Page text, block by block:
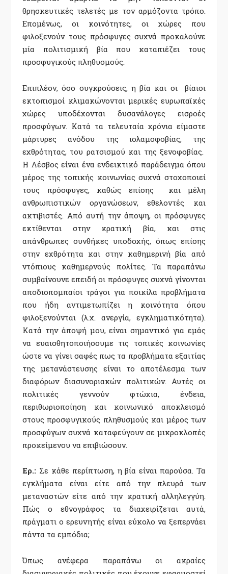
θρησκευτικές τελετές με τον αρμόζοντα τρόπο.
Επομένως, οι κοινότητες, οι χώρες που
φιλοξενούν τους πρόσφυγες συχνά προκαλούνε
μία πολιτισμική βία που καταπιέζει τους
προσφυγικούς πληθυσμούς.
Επιπλέον, όσο συγκρούσεις, η βία και οι βίαιοι
εκτοπισμοί κλιμακώνονται μερικές ευρωπαϊκές
χώρες υποδέχονται δυσανάλογες εισροές
προσφύγων. Κατά τα τελευταία χρόνια είμαστε
μάρτυρες ανόδου της ισλαμοφοβίας, της
εχθρότητας, του ρατσισμού και της ξενοφοβίας.
Η Λέσβος είναι ένα ενδεικτικό παράδειγμα όπου
μέρος της τοπικής κοινωνίας συχνά στοχοποιεί
τους πρόσφυγες, καθώς επίσης και μέλη
ανθρωπιστικών οργανώσεων, εθελοντές και
ακτιβιστές. Από αυτή την άποψη, οι πρόσφυγες
εκτίθενται στην κρατική βία, και στις
απάνθρωπες συνθήκες υποδοχής, όπως επίσης
στην εχθρότητα και στην καθημερινή βία από
ντόπιους καθημερνούς πολίτες. Τα παραπάνω
συμβαίνουνε επειδή οι πρόσφυγες συχνά γίνονται
αποδιοπομπαίοι τράγοι για ποικίλα προβλήματα
που ήδη αντιμετωπίζει η κοινότητα όπου
φιλοξενούνται (λ.χ. ανεργία, εγκληματικότητα).
Κατά την άποψή μου, είναι σημαντικό για εμάς
να ευαισθητοποιήσουμε τις τοπικές κοινωνίες
ώστε να γίνει σαφές πως τα προβλήματα εξαιτίας
της μετανάστευσης είναι το αποτέλεσμα των
διαφόρων διασυνοριακών πολιτικών. Αυτές οι
πολιτικές γεννούν φτώχια, ένδεια,
περιθωριοποίηση και κοινωνικό αποκλεισμό
στους προσφυγικούς πληθυσμούς και μέρος των
προσφύγων συχνά καταφεύγουν σε μικροκλοπές
προκείμενου να επιβιώσουν.
Ερ.: Σε κάθε περίπτωση, η βία είναι παρούσα. Τα
εγκλήματα είναι είτε από την πλευρά των
μεταναστών είτε από την κρατική αλληλεγγύη.
Πώς ο εθνογράφος τα διαχειρίζεται αυτά,
πράγματι ο ερευνητής είναι εύκολο να ξεπερνάει
πάντα τα εμπόδια;
Όπως ανέφερα παραπάνω οι ακραίες